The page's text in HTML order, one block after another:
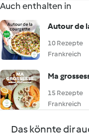
Auch enthalten in
Autour de
10 Rezepte
Frankreich
Ma
15 Rezepte
Frankreich
Das könnte dir